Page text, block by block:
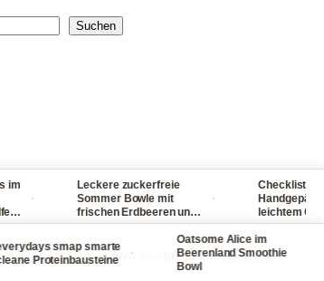
Suchen
Diese Webseite enthältWerbung
Leckere zuckerfreie
Sommer Bowle mit
frischen Erdbeeren und
Waldmeister ganz
Checkliste für
Handgepäck -
leichtem Gepäck!
packst du nie
viel ein
smap smarte
Proteinbausteine
·
Oatsome Alice im
Beerenland Smoothie
Bowl